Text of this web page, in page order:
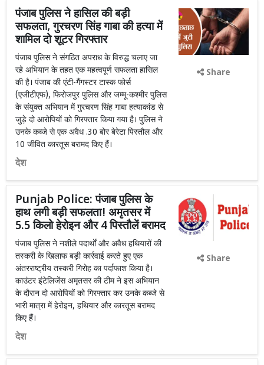
पंजाब पुलिस ने हासिल की बड़ी
सफलता, गुरचरण सिंह गाबा की हत्या में
शामिल दो शूटर गिरफ्तार
पंजाब पुलिस ने संगठित अपराध के विरुद्ध चलाए जा
रहे अभियान के तहत एक महत्वपूर्ण सफलता हासिल
की है। पंजाब की एंटी-गैंगस्टर टास्क फोर्स
(एजीटीएफ), फिरोजपुर पुलिस और जम्मू-कश्मीर पुलिस
के संयुक्त अभियान में गुरचरण सिंह गाबा हत्याकांड से
जुड़े दो आरोपियों को गिरफ्तार किया गया है। पुलिस ने
उनके कब्जे से एक अवैध .30 बोर बेरेटा पिस्तौल और
10 जीवित कारतूस बरामद किए हैं।
देश
Share
Punjab Police: पंजाब पुलिस के
हाथ लगी बड़ी सफलता! अमृतसर में
5.5 किलो हेरोइन और 4 पिस्तौलें बरामद
पंजाब पुलिस ने नशीले पदार्थों और अवैध हथियारों की
तस्करी के खिलाफ बड़ी कार्रवाई करते हुए एक
अंतरराष्ट्रीय तस्करी गिरोह का पर्दाफाश किया है।
काउंटर इंटेलिजेंस अमृतसर की टीम ने इस अभियान
के दौरान दो आरोपियों को गिरफ्तार कर उनके कब्जे से
भारी मात्रा में हेरोइन, हथियार और कारतूस बरामद
किए हैं।
देश
Share